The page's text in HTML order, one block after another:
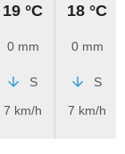
19 °C
0 mm
S
7 km/h
18 °C
0 mm
S
7 km/h